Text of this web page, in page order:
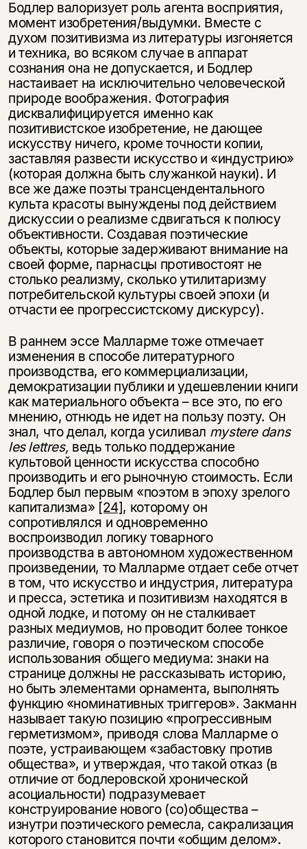
Бодлер валоризует роль агента восприятия,
момент изобретения/выдумки. Вместе с
духом позитивизма из литературы изгоняется
и техника, во всяком случае в аппарат
сознания она не допускается, и Бодлер
настаивает на исключительно человеческой
природе воображения. Фотография
дисквалифицируется именно как
позитивистское изобретение, не дающее
искусству ничего, кроме точности копии,
заставляя развести искусство и «индустрию»
(которая должна быть служанкой науки). И
все же даже поэты трансцендентального
культа красоты вынуждены под действием
дискуссии о реализме сдвигаться к полюсу
объективности. Создавая поэтические
объекты, которые задерживают внимание на
своей форме, парнасцы противостоят не
столько реализму, сколько утилитаризму
потребительской культуры своей эпохи (и
отчасти ее прогрессистскому дискурсу).
В раннем эссе Малларме тоже отмечает
изменения в способе литературного
производства, его коммерциализации,
демократизации публики и удешевлении книги
как материального объекта – все это, по его
мнению, отнюдь не идет на пользу поэту. Он
знал, что делал, когда усиливал mystere dans
les lettres, ведь только поддержание
культовой ценности искусства способно
производить и его рыночную стоимость. Если
Бодлер был первым «поэтом в эпоху зрелого
капитализма» [24], которому он
сопротивлялся и одновременно
воспроизводил логику товарного
производства в автономном художественном
произведении, то Малларме отдает себе отчет
в том, что искусство и индустрия, литература
и пресса, эстетика и позитивизм находятся в
одной лодке, и потому он не сталкивает
разных медиумов, но проводит более тонкое
различие, говоря о поэтическом способе
использования общего медиума: знаки на
странице должны не рассказывать историю,
но быть элементами орнамента, выполнять
функцию «номинативных триггеров». Закманн
называет такую позицию «прогрессивным
герметизмом», приводя слова Малларме о
поэте, устраивающем «забастовку против
общества», и утверждая, что такой отказ (в
отличие от бодлеровской хронической
асоциальности) подразумевает
конструирование нового (со)общества –
изнутри поэтического ремесла, сакрализация
которого становится почти «общим делом».